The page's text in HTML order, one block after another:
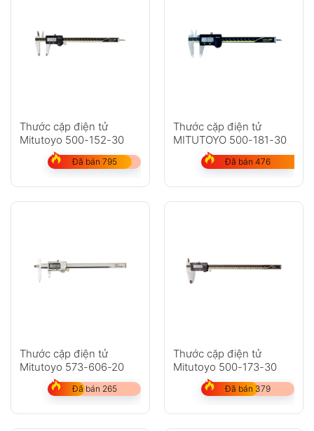
Thước cặp điện tử
Mitutoyo 500-152-30
Đã bán 795
Thước cặp điện tử
MITUTOYO 500-181-30
Đã bán 476
Thước cặp điện tử
Mitutoyo 573-606-20
Đã bán 265
Thước cặp điện tử
Mitutoyo 500-173-30
Đã bán 379